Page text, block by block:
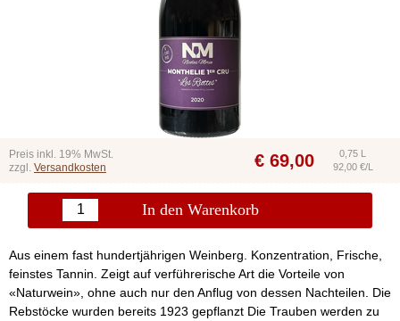
Preis inkl. 19% MwSt.
zzgl. Versandkosten € 69,00
0,75 L
92,00 €/L
In den Warenkorb
Aus einem fast hundertjährigen Weinberg. Konzentration, Frische,
feinstes Tannin. Zeigt auf verführerische Art die Vorteile von
«Naturwein», ohne auch nur den Anflug von dessen Nachteilen. Die
Rebstöcke wurden bereits 1923 gepflanzt Die Trauben werden zu